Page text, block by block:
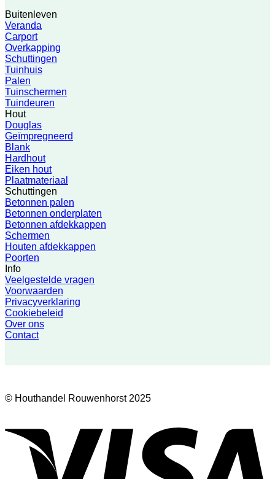
Buitenleven
Veranda
Carport
Overkapping
Schuttingen
Tuinhuis
Palen
Tuinschermen
Tuindeuren
Hout
Douglas
Geïmpregneerd
Blank
Hardhout
Eiken hout
Plaatmateriaal
Schuttingen
Betonnen palen
Betonnen onderplaten
Betonnen afdekkappen
Schermen
Houten afdekkappen
Poorten
Info
Veelgestelde vragen
Voorwaarden
Privacyverklaring
Cookiebeleid
Over ons
Contact
© Houthandel Rouwenhorst 2025